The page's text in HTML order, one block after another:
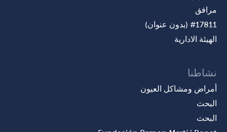
مرافق
#17811 (بدون عنوان)
الهيئة الادارية
نشاطنا
أمراض ومشاكل العيون
البحث
البحث